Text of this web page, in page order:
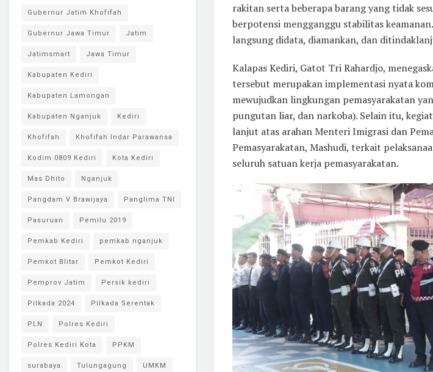
rakitan serta beberapa barang yang tidak
berpotensi mengganggu stabilitas
langsung didata, diamankan, dan
Kalapas Kediri, Gatot Tri Rahardjo,
tersebut merupakan implementasi nyata
mewujudkan lingkungan pemasyarakatan
pungutan liar, dan narkoba). Selain itu,
lanjut atas arahan Menteri Imigrasi dan
Pemasyarakatan, Mashudi, terkait
seluruh satuan kerja pemasyarakatan.
Gubernur Jatim Khofifah
Gubernur Jawa Timur Jatim
Jatimsmart Jawa Timur
Kabupaten Kediri
Kabupaten Lamongan
Kabupaten Nganjuk Kediri
Khofifah Khofifah Indar Parawansa
Kodim 0809 Kediri Kota Kediri
Mas Dhito Nganjuk
Pangdam V Brawijaya Panglima TNI
Pasuruan Pemilu 2019
Pemkab Kediri pemkab nganjuk
Pemkot Blitar Pemkot Kediri
Pemprov Jatim Persik kediri
Pilkada 2024 Pilkada Serentak
PLN Polres Kediri
Polres Kediri Kota PPKM
surabaya Tulungagung UMKM